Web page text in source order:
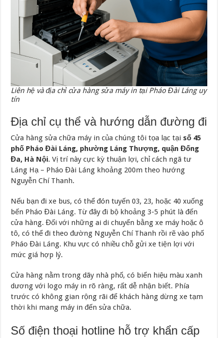
Liên hệ và địa chỉ cửa hàng sửa máy in tại Pháo Đài Láng uy
tín
Địa chỉ cụ thể và hướng dẫn đường đi
Cửa hàng sửa chữa máy in của chúng tôi tọa lạc tại số 45
phố Pháo Đài Láng, phường Láng Thượng, quận Đống
Đa, Hà Nội. Vị trí này cực kỳ thuận lợi, chỉ cách ngã tư
Láng Hạ – Pháo Đài Láng khoảng 200m theo hướng
Nguyễn Chí Thanh.
Nếu bạn đi xe bus, có thể đón tuyến 03, 23, hoặc 40 xuống
bến Pháo Đài Láng. Từ đây đi bộ khoảng 3-5 phút là đến
cửa hàng. Đối với những ai di chuyển bằng xe máy hoặc ô
tô, có thể đi theo đường Nguyễn Chí Thanh rồi rẽ vào phố
Pháo Đài Láng. Khu vực có nhiều chỗ gửi xe tiện lợi với
mức giá hợp lý.
Cửa hàng nằm trong dãy nhà phố, có biển hiệu màu xanh
dương với logo máy in rõ ràng, rất dễ nhận biết. Phía
trước có không gian rộng rãi để khách hàng dừng xe tạm
thời khi mang máy in đến sửa chữa.
Số điện thoại hotline hỗ trợ khẩn cấp